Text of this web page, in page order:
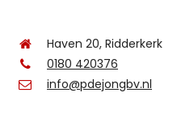
Haven 20, Ridderkerk
0180 420376
info@pdejongbv.nl